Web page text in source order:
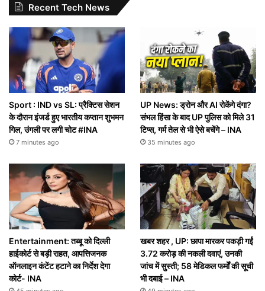
Recent Tech News
Sport : IND vs SL: प्रैक्टिस सेशन
के दौरान इंजर्ड हुए भारतीय कप्तान शुभमन
गिल, उंगली पर लगी चोट #INA
7 minutes ago
UP News: ड्रोन और AI रोकेंगे दंगा?
संभल हिंसा के बाद UP पुलिस को मिले 31
टिप्स, गर्म तेल से भी ऐसे बचेंगे – INA
35 minutes ago
Entertainment: तब्बू को दिल्ली
हाईकोर्ट से बड़ी राहत, आपत्तिजनक
ऑनलाइन कंटेंट हटाने का निर्देश देगा
कोर्ट- INA
खबर शहर , UP: छापा मारकर पकड़ी गईं
3.72 करोड़ की नकली दवाएं, उनकी
जांच में सुस्ती; 58 मेडिकल फर्मों की सूची
भी दबाई – INA